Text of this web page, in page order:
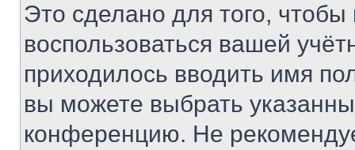
Это сделано для того, чтобы
воспользоваться вашей
приходилось вводить имя
вы можете выбрать
конференцию. Не